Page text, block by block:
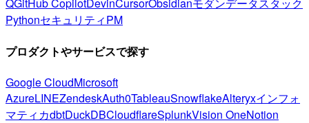
QGitHub CopilotDevinCursorObsidianモダンデータスタック
PythonセキュリティPM
プロダクトやサービスで探す
Google CloudMicrosoft
AzureLINEZendeskAuth0TableauSnowflakeAlteryxインフォ
マティカdbtDuckDBCloudflareSplunkVision OneNotion